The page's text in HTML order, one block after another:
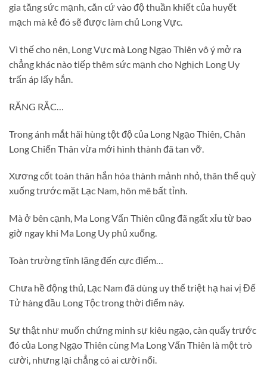
gia tăng sức mạnh, căn cứ vào độ thuần khiết của huyết
mạch mà kẻ đó sẽ được làm chủ Long Vực.
Vì thế cho nên, Long Vực mà Long Ngạo Thiên vô ý mở ra
chẳng khác nào tiếp thêm sức mạnh cho Nghịch Long Uy
trấn áp lấy hắn.
RĂNG RẮC…
Trong ánh mắt hãi hùng tột độ của Long Ngạo Thiên, Chân
Long Chiến Thân vừa mới hình thành đã tan vỡ.
Xương cốt toàn thân hắn hóa thành mảnh nhỏ, thân thể quỳ
xuống trước mặt Lạc Nam, hôn mê bất tỉnh.
Mà ở bên cạnh, Ma Long Vấn Thiên cũng đã ngất xỉu từ bao
giờ ngay khi Ma Long Uy phủ xuống.
Toàn trường tĩnh lặng đến cực điểm…
Chưa hề động thủ, Lạc Nam đã dùng uy thế triệt hạ hai vị Đế
Tử hàng đầu Long Tộc trong thời điểm này.
Sự thật như muốn chứng minh sự kiêu ngạo, càn quấy trước
đó của Long Ngạo Thiên cùng Ma Long Vấn Thiên là một trò
cười, nhưng lại chẳng có ai cười nổi.